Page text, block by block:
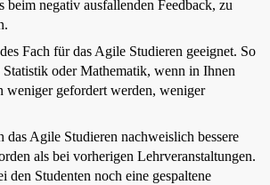
beim negativ ausfallenden Feedback, zu
Fach für das Agile Studieren geeignet. So
Statistik oder Mathematik, wenn in Ihnen
weniger gefordert werden, weniger
Agile Studieren nachweislich bessere
als bei vorherigen Lehrveranstaltungen.
den Studenten noch eine gespaltene